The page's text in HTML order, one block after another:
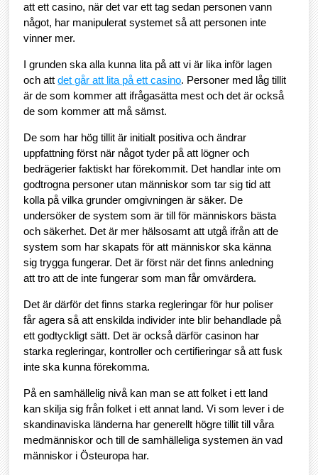
att ett casino, när det var ett tag sedan personen vann
något, har manipulerat systemet så att personen inte
vinner mer.
I grunden ska alla kunna lita på att vi är lika inför lagen
och attdet går att lita på ett casino. Personer med låg tillit
är de som kommer att ifrågasätta mest och det är också
de som kommer att må sämst.
De som har hög tillit är initialt positiva och ändrar
uppfattning först när något tyder på att lögner och
bedrägerier faktiskt har förekommit. Det handlar inte om
godtrogna personer utan människor som tar sig tid att
kolla på vilka grunder omgivningen är säker. De
undersöker de system som är till för människors bästa
och säkerhet. Det är mer hälsosamt att utgå ifrån att de
system som har skapats för att människor ska känna
sig trygga fungerar. Det är först när det finns anledning
att tro att de inte fungerar som man får omvärdera.
Det är därför det finns starka regleringar för hur poliser
får agera så att enskilda individer inte blir behandlade på
ett godtyckligt sätt. Det är också därför casinon har
starka regleringar, kontroller och certifieringar så att fusk
inte ska kunna förekomma.
På en samhällelig nivå kan man se att folket i ett land
kan skilja sig från folket i ett annat land. Vi som lever i de
skandinaviska länderna har generellt högre tillit till våra
medmänniskor och till de samhälleliga systemen än vad
människor i Östeuropa har.